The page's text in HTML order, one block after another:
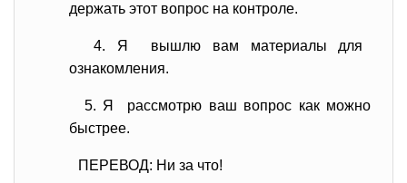
держать этот вопрос на контроле.
4. Я вышлю вам материалы для
ознакомления.
5. Я рассмотрю ваш вопрос как можно
быстрее.
ПЕРЕВОД: Ни за что!